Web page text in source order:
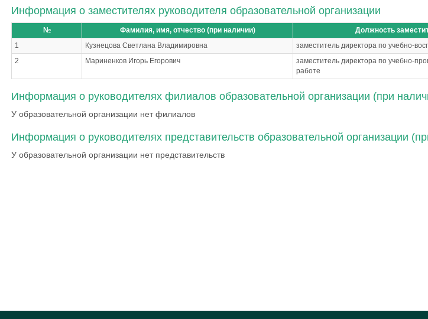
Информация о заместителях руководителя образовательной организации
№ Фамилия, имя, отчество (при наличии) Должность
1
Кузнецова Светлана Владимировна заместитель директора по учебно-
2
Мариненков Игорь Егорович
заместитель директора по учебно-
работе
Информация о руководителях филиалов образовательной организации (при
У образовательной организации нет филиалов
Информация о руководителях представительств образовательной организации
У образовательной организации нет представительств